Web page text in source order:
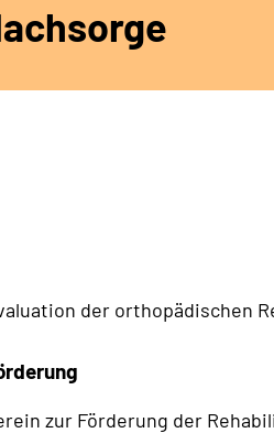
der orthopädischen
zur Förderung der